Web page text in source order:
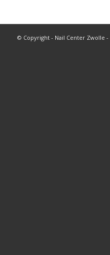
© Copyright - Nail Center Zwolle -